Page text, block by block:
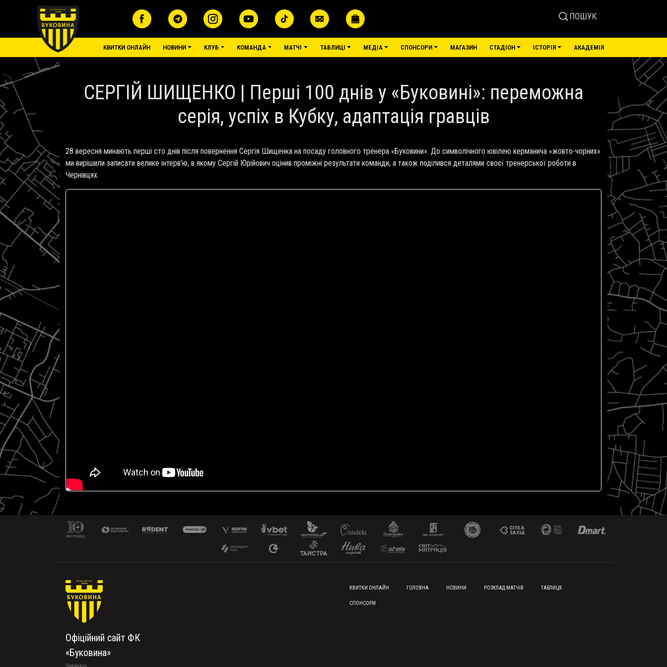
Перейти до основного вмісту
ПОШУК
основне меню
КВИТКИ ОНЛАЙН НОВИНИ КЛУБ КОМАНДА МАТЧІ ТАБЛИЦІ МЕДІА СПОНСОРИ МАГАЗИН СТАДІОН ІСТОРІЯ АКАДЕМІЯ
СЕРГІЙ ШИЩЕНКО | Перші 100 днів у «Буковині»: переможна
серія, успіх в Кубку, адаптація гравців
28 вересня минають перші сто днів після повернення Сергія Шищенка на посаду головного тренера «Буковини». До символічного ювілею керманича «жовто-чорних»
ми вирішили записати велике інтерв'ю, в якому Сергій Юрійович оцінив проміжні результати команди, а також поділився деталями своєї тренерської роботи в
Чернівцях.
Офіційний сайт ФК
«Буковина»
FOOTER MENU
КВИТКИ ОНЛАЙН ГОЛОВНА НОВИНИ РОЗКЛАД МАТЧІВ ТАБЛИЦЯ
СПОНСОРИ